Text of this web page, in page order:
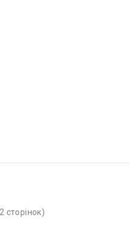
сторінок)